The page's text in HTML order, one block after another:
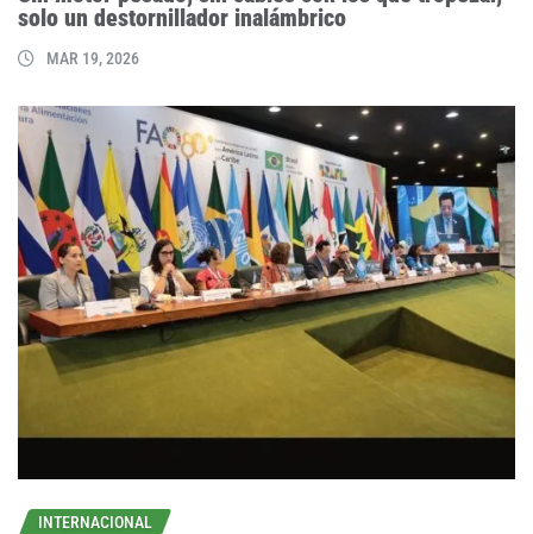
solo un destornillador inalámbrico
MAR 19, 2026
INTERNACIONAL